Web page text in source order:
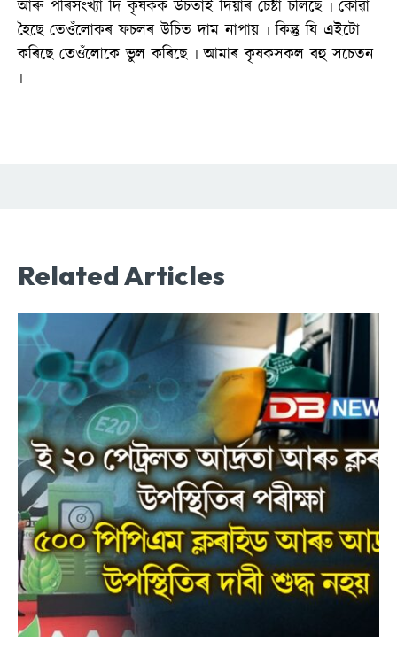
আৰু পৰিসংখ্যা দি কৃষকক উচতাই দিয়াৰ চেষ্টা চলিছে ৷ কোৱা
হৈছে তেওঁলোকৰ ফচলৰ উচিত দাম নাপায় ৷ কিন্তু যি এইটো
কৰিছে তেওঁলোকে ভুল কৰিছে ৷ আমাৰ কৃষকসকল বহু সচেতন
৷
Related Articles